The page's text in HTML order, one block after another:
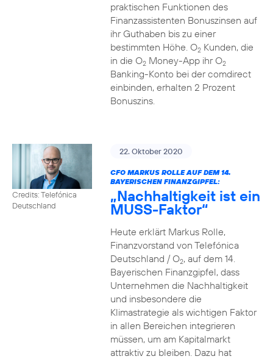
praktischen Funktionen des
Finanzassistenten Bonuszinsen auf
ihr Guthaben bis zu einer
bestimmten Höhe. O2Kunden, die
in die O2Money-App ihr O2
Banking-Konto bei der comdirect
einbinden, erhalten 2 Prozent
Bonuszins.
Credits: Telefónica
Deutschland
22. Oktober 2020
CFO MARKUS ROLLE AUF DEM 14.
BAYERISCHEN FINANZGIPFEL:
„Nachhaltigkeit ist ein
MUSS-Faktor“
Heute erklärt Markus Rolle,
Finanzvorstand von Telefónica
Deutschland / O2, auf dem 14.
Bayerischen Finanzgipfel, dass
Unternehmen die Nachhaltigkeit
und insbesondere die
Klimastrategie als wichtigen Faktor
in allen Bereichen integrieren
müssen, um am Kapitalmarkt
attraktiv zu bleiben. Dazu hat